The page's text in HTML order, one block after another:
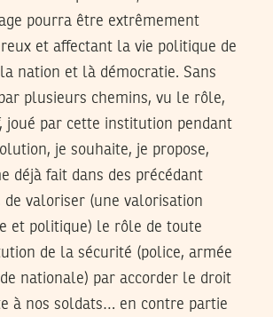
pourra être extrêmement
et affectant la vie politique de
nation et là démocratie. Sans
plusieurs chemins, vu le rôle,
joué par cette institution pendant
je souhaite, je propose,
déjà fait dans des précédant
de valoriser (une valorisation
et politique) le rôle de toute
de la sécurité (police, armée
nationale) par accorder le droit
à nos soldats… en contre partie